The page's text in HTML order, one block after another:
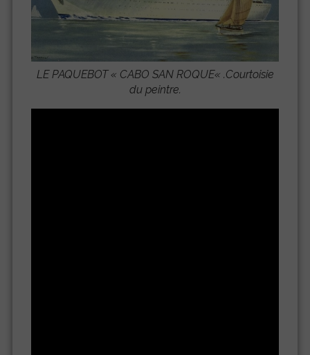
LE PAQUEBOT « CABO SAN ROQUE« .Courtoisie
du peintre.